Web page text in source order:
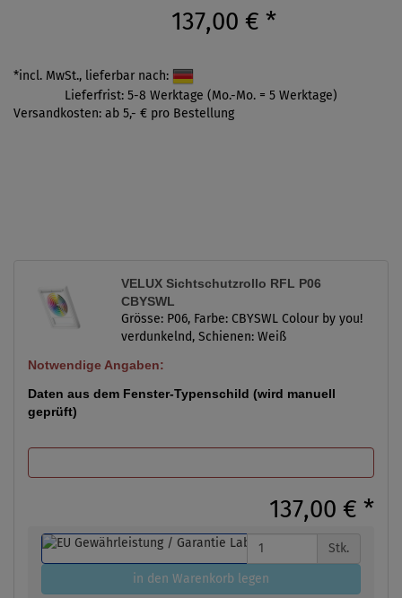
137,00 € *
*incl. MwSt., lieferbar nach:
Lieferfrist: 5-8 Werktage (Mo.-Mo. = 5 Werktage)
Versandkosten: ab 5,- € pro Bestellung
VELUX Sichtschutzrollo RFL P06
CBYSWL
Grösse: P06, Farbe: CBYSWL Colour by you!
verdunkelnd, Schienen: Weiß
Notwendige Angaben:
Daten aus dem Fenster-Typenschild (wird manuell
geprüft)
137,00 € *
Stk.
in den Warenkorb legen